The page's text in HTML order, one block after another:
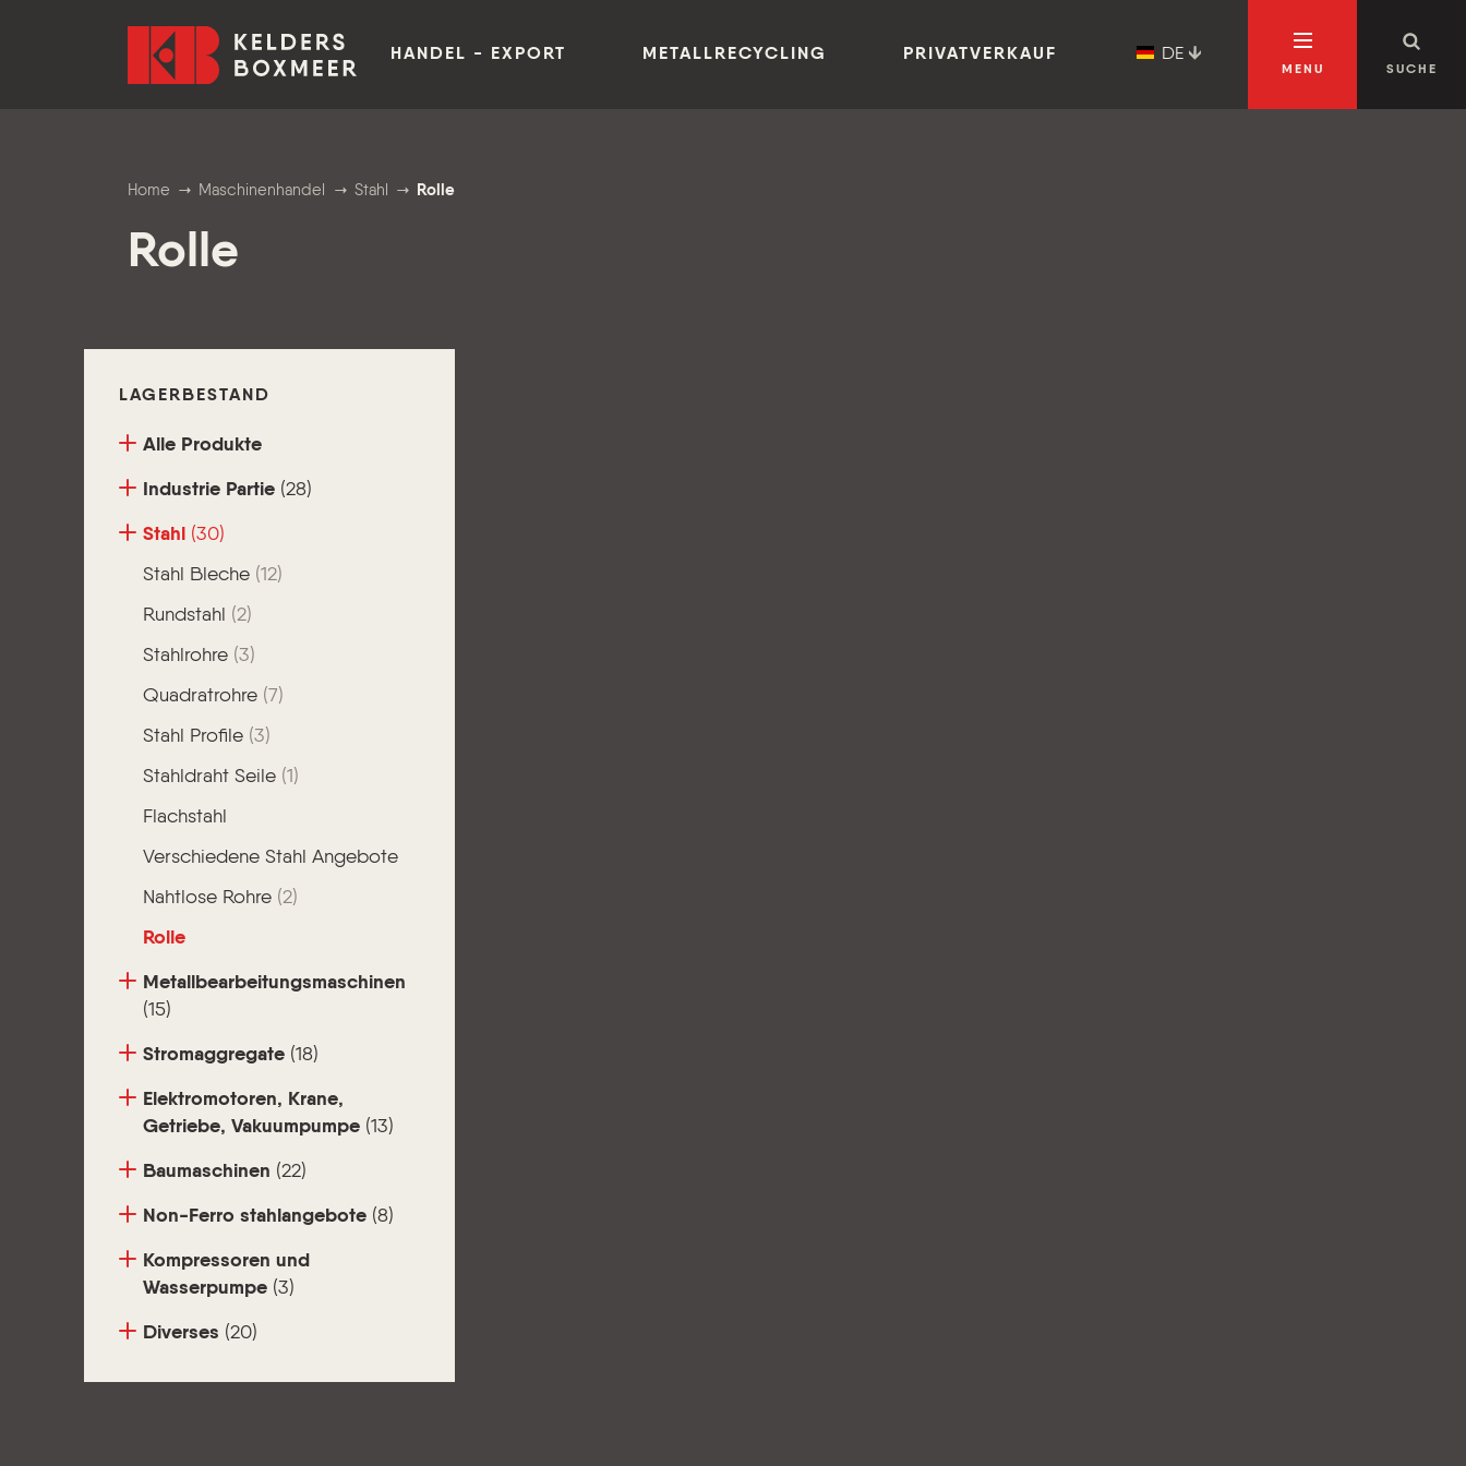
Kelders Boxmeer
HANDEL - EXPORT
METALLRECYCLING PRIVATVERKAUF DE
MENU SUCHE
Home Maschinenhandel Stahl Rolle
Rolle
LAGERBESTAND
Alle Produkte
Industrie Partie (28)
Stahl (30)
Stahl Bleche (12)
Rundstahl (2)
Stahlrohre (3)
Quadratrohre (7)
Stahl Profile (3)
Stahldraht Seile (1)
Flachstahl
Verschiedene Stahl Angebote
Nahtlose Rohre (2)
Rolle
Metallbearbeitungsmaschinen
(15)
Stromaggregate (18)
Elektromotoren, Krane,
Getriebe, Vakuumpumpe (13)
Baumaschinen (22)
Non-Ferro stahlangebote (8)
Kompressoren und
Wasserpumpe (3)
Diverses (20)